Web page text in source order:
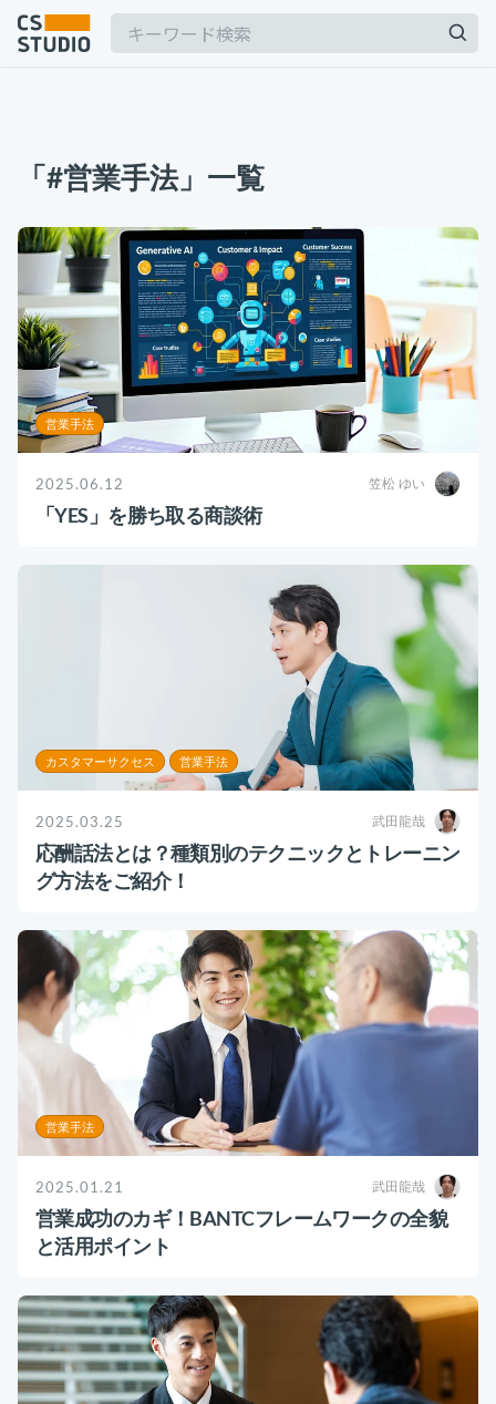
記事
サービス
keyboard_arrow_down
コンサル・トレーニング
コンサルティング
ブートキャンプ
CS人材育成プログラム
運用代行・人材派遣
ツール選定・運用支援
Zendesk導入支援
その他ご支援​
ユーザーインタビュー
インサイドセールス代行
お役立ち資料
事例
セミナー
ル作成やタスク管理のテクニックを紹介
2025.06.06
BPaaSに取り組む注目企業一覧（2025年版）
BPO BPaaS
2024.11.07
サボタージュマニュアルとは？組織の内部崩壊
に関するバイブル
組織作り
意外と知らない？Google スプレッドシート関
数の落とし穴 ～集計作業を効率化する4つの
顧客満足度を上げる具体例10選！成功企業の事
顧客満足度
「#営業手法」一覧
営業手法
2025.06.12 笠松 ゆい
「YES」を勝ち取る商談術
カスタマーサクセス 営業手法
2025.03.25 武田龍哉
応酬話法とは？種類別のテクニックとトレーニン
グ方法をご紹介！
営業手法
2025.01.21 武田龍哉
営業成功のカギ！BANTCフレームワークの全貌
と活用ポイント